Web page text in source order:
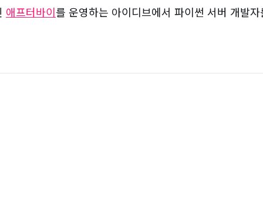
애프터바이를 운영하는 아이디브에서 파이썬 서버 개발